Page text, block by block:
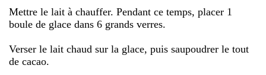
Mettre le lait à chauffer. Pendant ce temps, placer 1
boule de glace dans 6 grands verres.
Verser le lait chaud sur la glace, puis saupoudrer le tout
de cacao.